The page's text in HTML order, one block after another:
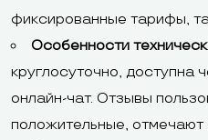
фиксированные тарифы,
Особенности
круглосуточно, доступна
онлайн-чат. Отзывы
положительные, отмечают